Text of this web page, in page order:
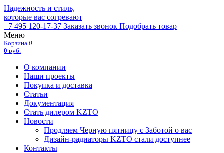
Надежность и стиль,
которые вас согревают
+7 495 120-17-37 Заказать звонок Подобрать товар
Меню
Корзина 0
0 руб.
О компании
Наши проекты
Покупка и доставка
Статьи
Документация
Стать дилером KZTO
Новости
Продляем Черную пятницу с Заботой о вас
Дизайн-радиаторы KZTO стали доступнее
Контакты